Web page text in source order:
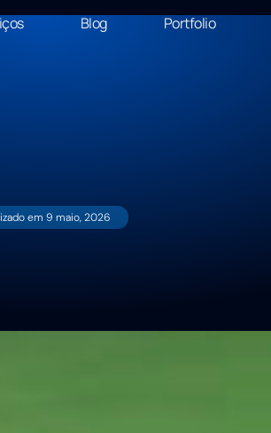
Blog Portfolio
em 9 maio, 2026